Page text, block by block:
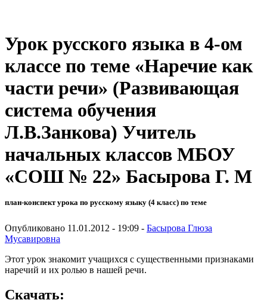
Урок русского языка в 4-ом
классе по теме «Наречие как
части речи» (Развивающая
система обучения
Л.В.Занкова) Учитель
начальных классов МБОУ
«СОШ № 22» Басырова Г. М
план-конспект урока по русскому языку (4 класс) по теме
Опубликовано 11.01.2012 - 19:09 - Басырова Глюза
Мусавировна
Этот урок знакомит учащихся с существенными признаками
наречий и их ролью в нашей речи.
Скачать: